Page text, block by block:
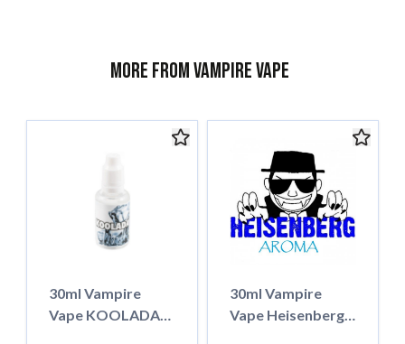
More from Vampire Vape
30ml Vampire
Vape KOOLADA
30ml Vampire
Vape Heisenberg